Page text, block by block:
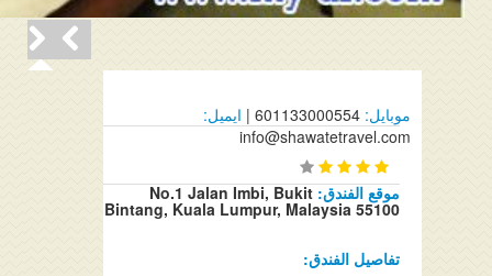
موبايل: 601133000554 |
ايميل:
info@shawatetravel.com
موقع الفندق:No.1 Jalan Imbi, Bukit
Bintang, Kuala Lumpur, Malaysia 55100
تفاصيل الفندق: